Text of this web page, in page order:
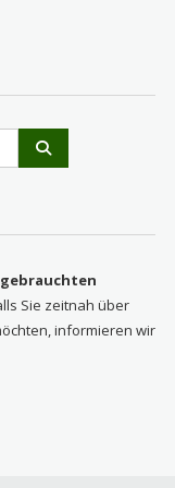
gebrauchten
Sie zeitnah über
informieren wir